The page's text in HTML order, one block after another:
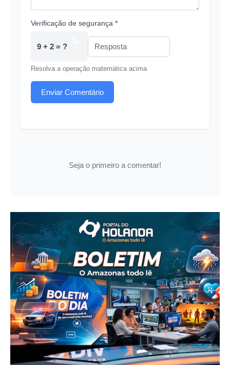
Verificação de segurança *
9 + 2 = ?
Resolva a operação matemática acima
Enviar Comentário
Seja o primeiro a comentar!